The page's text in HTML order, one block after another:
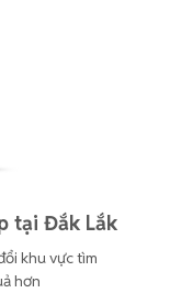
tại Đắk Lắk
khu vực tìm
hơn